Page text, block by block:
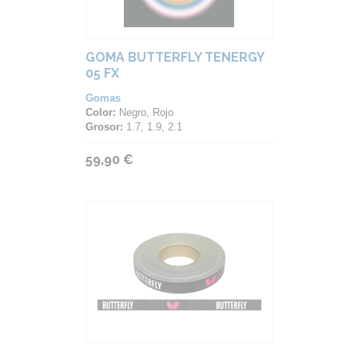
GOMA BUTTERFLY TENERGY
05 FX
Gomas
Color: Negro, Rojo
Grosor: 1.7, 1.9, 2.1
59,90 €